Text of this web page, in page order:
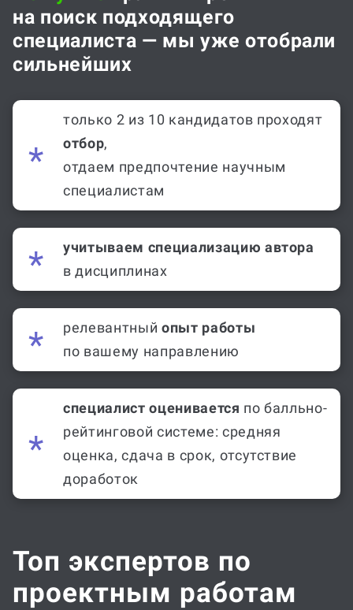
на поиск подходящего
специалиста — мы уже отобрали
сильнейших
только 2 из 10 кандидатов проходят
отбор,
отдаем предпочтение научным
специалистам
учитываем специализацию автора
в дисциплинах
релевантный опыт работы
по вашему направлению
специалист оценивается по балльно-
рейтинговой системе: средняя
оценка, сдача в срок, отсутствие
доработок
Топ экспертов по
проектным работам